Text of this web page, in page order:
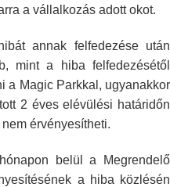
a vállalkozás adott okot.
annak felfedezése után
mint a hiba felfedezésétől
a Magic Parkkal, ugyanakkor
2 éveselévülési határidőn
érvényesítheti.
belül a Megrendelő
a hiba közlésén